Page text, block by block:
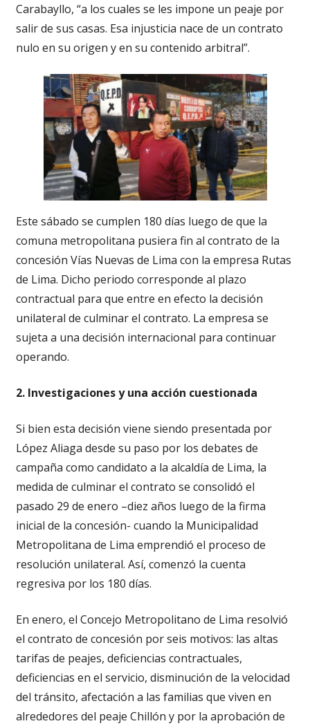
Carabayllo, “a los cuales se les impone un peaje por
salir de sus casas. Esa injusticia nace de un contrato
nulo en su origen y en su contenido arbitral”.
Este sábado se cumplen 180 días luego de que la
comuna metropolitana pusiera fin al contrato de la
concesión Vías Nuevas de Lima con la empresa Rutas
de Lima. Dicho periodo corresponde al plazo
contractual para que entre en efecto la decisión
unilateral de culminar el contrato. La empresa se
sujeta a una decisión internacional para continuar
operando.
2. Investigaciones y una acción cuestionada
Si bien esta decisión viene siendo presentada por
López Aliaga desde su paso por los debates de
campaña como candidato a la alcaldía de Lima, la
medida de culminar el contrato se consolidó el
pasado 29 de enero –diez años luego de la firma
inicial de la concesión- cuando la Municipalidad
Metropolitana de Lima emprendió el proceso de
resolución unilateral. Así, comenzó la cuenta
regresiva por los 180 días.
En enero, el Concejo Metropolitano de Lima resolvió
el contrato de concesión por seis motivos: las altas
tarifas de peajes, deficiencias contractuales,
deficiencias en el servicio, disminución de la velocidad
del tránsito, afectación a las familias que viven en
alrededores del peaje Chillón y por la aprobación de